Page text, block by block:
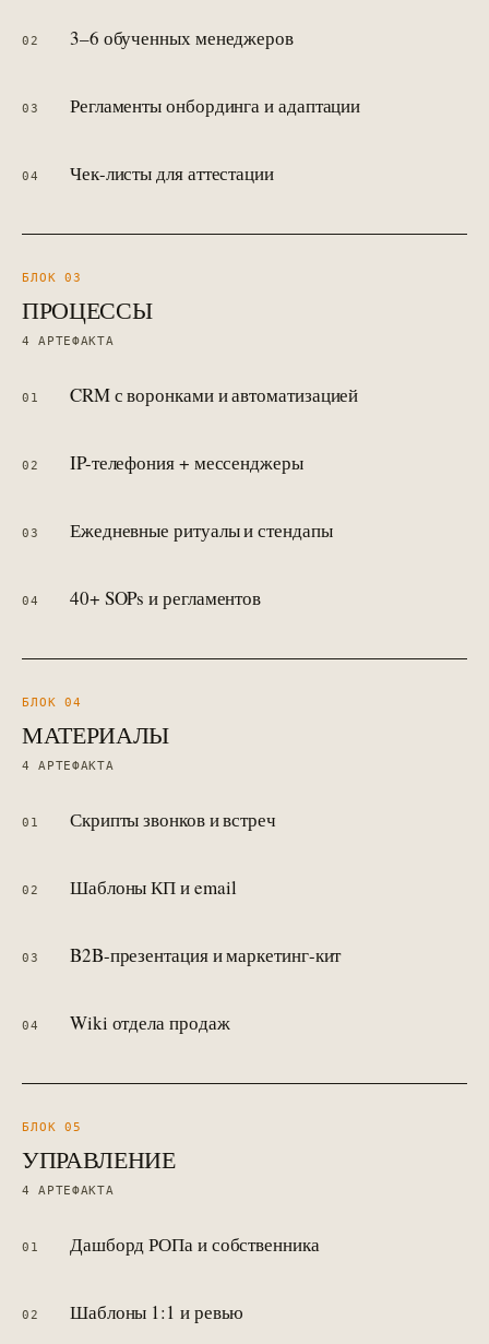
02 3–6 обученных менеджеров
03 Регламенты онбординга и адаптации
04 Чек-листы для аттестации
БЛОК 03
ПРОЦЕССЫ
4 АРТЕФАКТА
01 CRM с воронками и автоматизацией
02 IP-телефония + мессенджеры
03 Ежедневные ритуалы и стендапы
04 40+ SOPs и регламентов
БЛОК 04
МАТЕРИАЛЫ
4 АРТЕФАКТА
01 Скрипты звонков и встреч
02 Шаблоны КП и email
03 B2B-презентация и маркетинг-кит
04 Wiki отдела продаж
БЛОК 05
УПРАВЛЕНИЕ
4 АРТЕФАКТА
01 Дашборд РОПа и собственника
02 Шаблоны 1:1 и ревью